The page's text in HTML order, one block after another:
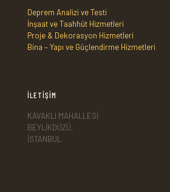
Deprem Analizi ve Testi
İnşaat ve Taahhüt Hizmetleri
Proje & Dekorasyon Hizmetleri
Bina – Yapı ve Güçlendirme Hizmetleri
İLETİŞİM
KAVAKLI MAHALLESİ
BEYLİKDÜZÜ,
İSTANBUL